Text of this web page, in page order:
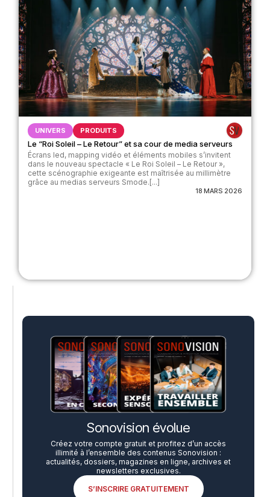
UNIVERS PRODUITS
Le “Roi Soleil – Le Retour” et sa cour de media serveurs
Écrans led, mapping vidéo et éléments mobiles s’invitent
dans le nouveau spectacle « Le Roi Soleil – Le Retour »,
cette scénographie exigeante est maîtrisée au millimètre
grâce au medias serveurs Smode.[...]
18 MARS 2026
Sonovision évolue
Créez votre compte gratuit et profitez d’un accès
illimité à l’ensemble des contenus Sonovision :
actualités, dossiers, magazines en ligne, archives et
newsletters exclusives.
S’INSCRIRE GRATUITEMENT